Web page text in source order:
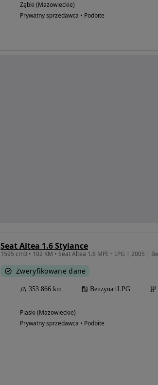
Ząbki (Mazowieckie)
Prywatny sprzedawca • Podbite
Seat Altea 1.6 Stylance
Zweryfikowane dane
353 866 km Benzyna+LPG
Piaski (Mazowieckie)
Prywatny sprzedawca • Podbite